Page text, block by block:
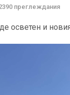
преглеждания
осветен и